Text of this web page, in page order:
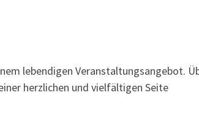
lebendigen Veranstaltungsangebot.
herzlichen und vielfältigen Seite